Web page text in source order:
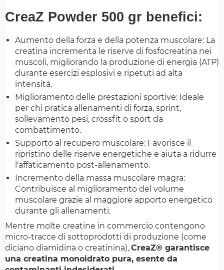
CreaZ Powder 500 gr benefici:
Aumento della forza e della potenza muscolare: La
creatina incrementa le riserve di fosfocreatina nei
muscoli, migliorando la produzione di energia (ATP)
durante esercizi esplosivi e ripetuti ad alta
intensità.
Miglioramento delle prestazioni sportive: Ideale
per chi pratica allenamenti di forza, sprint,
sollevamento pesi, crossfit o sport da
combattimento.
Supporto al recupero muscolare: Favorisce il
ripristino delle riserve energetiche e aiuta a ridurre
l'affaticamento post-allenamento.
Incremento della massa muscolare magra:
Contribuisce al miglioramento del volume
muscolare grazie al maggiore apporto energetico
durante gli allenamenti.
Mentre molte creatine in commercio contengono
micro-tracce di sottoprodotti di produzione (come
diciano diamidina o creatinina), CreaZ® garantisce
una creatina monoidrato pura, esente da